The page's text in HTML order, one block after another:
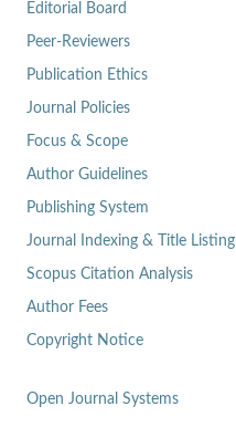
Editorial Board
Peer-Reviewers
Publication Ethics
Journal Policies
Focus & Scope
Author Guidelines
Publishing System
Journal Indexing & Title Listing
Scopus Citation Analysis
Author Fees
Copyright Notice
Open Journal Systems